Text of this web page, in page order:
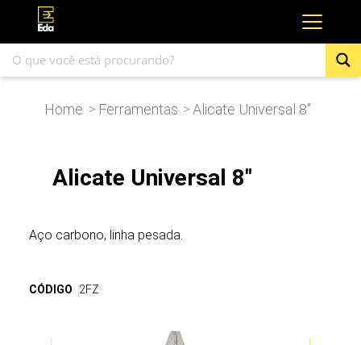
Home > Ferramentas > Alicate Universal 8″
Alicate Universal 8"
Aço carbono, linha pesada.
CÓDIGO 2FZ